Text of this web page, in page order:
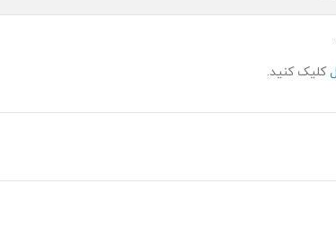
کلیک کنید.